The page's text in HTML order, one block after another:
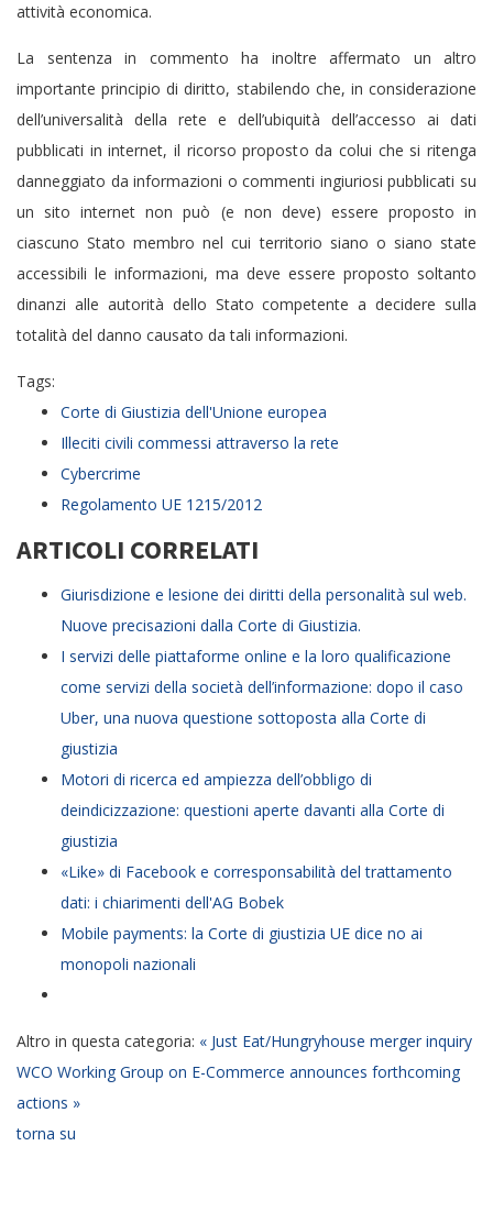
attività economica.
La sentenza in commento ha inoltre affermato un altro
importante principio di diritto, stabilendo che, in considerazione
dell’universalità della rete e dell’ubiquità dell’accesso ai dati
pubblicati in internet, il ricorso proposto da colui che si ritenga
danneggiato da informazioni o commenti ingiuriosi pubblicati su
un sito internet non può (e non deve) essere proposto in
ciascuno Stato membro nel cui territorio siano o siano state
accessibili le informazioni, ma deve essere proposto soltanto
dinanzi alle autorità dello Stato competente a decidere sulla
totalità del danno causato da tali informazioni.
Tags:
Corte di Giustizia dell'Unione europea
Illeciti civili commessi attraverso la rete
Cybercrime
Regolamento UE 1215/2012
ARTICOLI CORRELATI
Giurisdizione e lesione dei diritti della personalità sul web.
Nuove precisazioni dalla Corte di Giustizia.
I servizi delle piattaforme online e la loro qualificazione
come servizi della società dell’informazione: dopo il caso
Uber, una nuova questione sottoposta alla Corte di
giustizia
Motori di ricerca ed ampiezza dell’obbligo di
deindicizzazione: questioni aperte davanti alla Corte di
giustizia
«Like» di Facebook e corresponsabilità del trattamento
dati: i chiarimenti dell'AG Bobek
Mobile payments: la Corte di giustizia UE dice no ai
monopoli nazionali
Altro in questa categoria: « Just Eat/Hungryhouse merger inquiry
WCO Working Group on E-Commerce announces forthcoming
actions »
torna su